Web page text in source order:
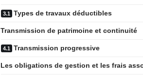
Types de travaux déductibles
Transmission de patrimoine et continuité
Transmission progressive
Les obligations de gestion et les frais